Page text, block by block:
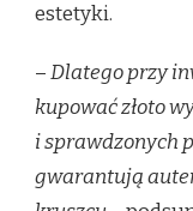
estetyki.
–Dlatego przy
kupować złoto
i sprawdzonych
gwarantują